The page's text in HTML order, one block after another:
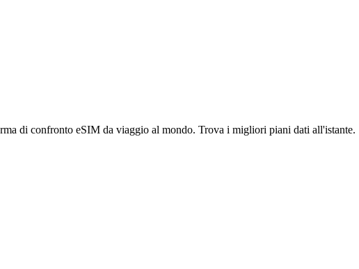
di confronto eSIM da viaggio al mondo. Trova i migliori piani dati all'istante.